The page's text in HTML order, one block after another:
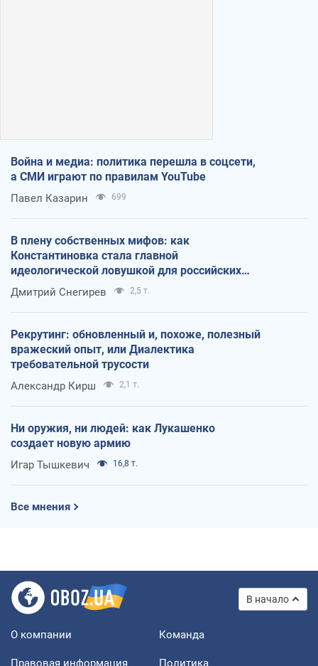
Война и медиа: политика перешла в соцсети,
а СМИ играют по правилам YouTube
Павел Казарин 699
В плену собственных мифов: как
Константиновка стала главной
идеологической ловушкой для российских
оккупантов
Дмитрий Снегирев 2,5 т.
Рекрутинг: обновленный и, похоже, полезный
вражеский опыт, или Диалектика
требовательной трусости
Александр Кирш 2,1 т.
Ни оружия, ни людей: как Лукашенко
создает новую армию
Игар Тышкевич 16,8 т.
Все мнения
В начало
О компании Команда
Правовая информация
Политика